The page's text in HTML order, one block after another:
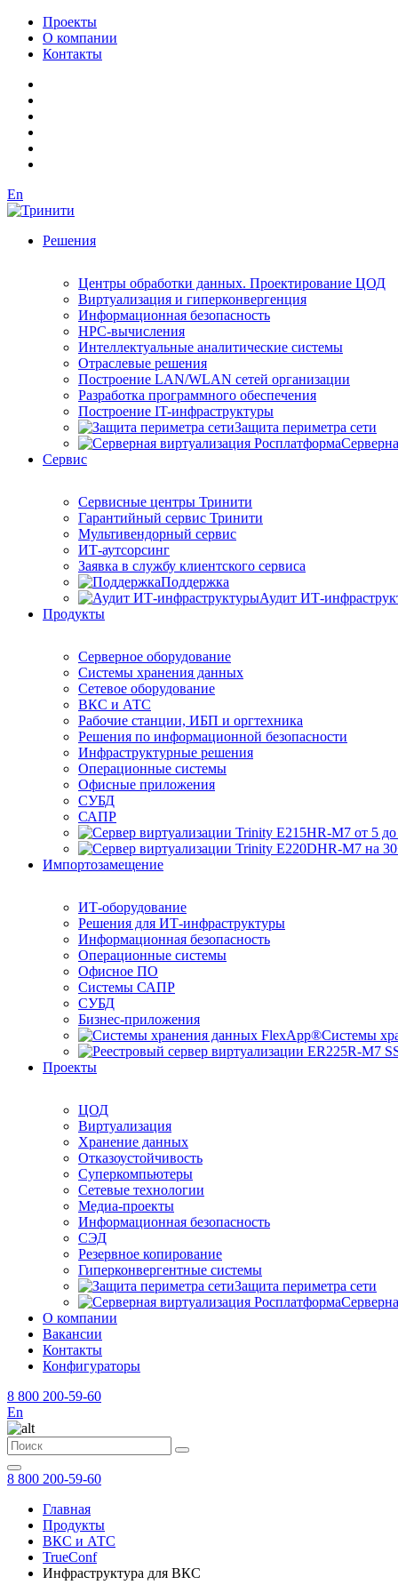
Проекты
О компании
Контакты
En
Решения
Центры обработки данных. Проектирование ЦОД
Виртуализация и гиперконвергенция
Информационная безопасность
HPC-вычисления
Интеллектуальные аналитические системы
Отраслевые решения
Построение LAN/WLAN сетей организации
Разработка программного обеспечения
Построение IT-инфраструктуры
Защита периметра сети
Сервис
Сервисные центры Тринити
Гарантийный сервис Тринити
Мультивендорный сервис
ИТ-аутсорсинг
Заявка в службу клиентского сервиса
Поддержка
Аудит ИТ-
Продукты
Серверное оборудование
Системы хранения данных
Сетевое оборудование
ВКС и АТС
Рабочие станции, ИБП и оргтехника
Решения по информационной безопасности
Инфраструктурные решения
Операционные системы
Офисные приложения
СУБД
САПР
Импортозамещение
ИТ-оборудование
Решения для ИТ-инфраструктуры
Информационная безопасность
Операционные системы
Офисное ПО
Системы САПР
СУБД
Бизнес-приложения
Системы
Проекты
ЦОД
Виртуализация
Хранение данных
Отказоустойчивость
Суперкомпьютеры
Сетевые технологии
Медиа-проекты
Информационная безопасность
СЭД
Резервное копирование
Гиперконвергентные системы
Защита периметра сети
О компании
Вакансии
Контакты
Конфигураторы
8 800 200-59-60
En
8 800 200-59-60
Главная
Продукты
ВКС и АТС
TrueConf
Инфраструктура для ВКС